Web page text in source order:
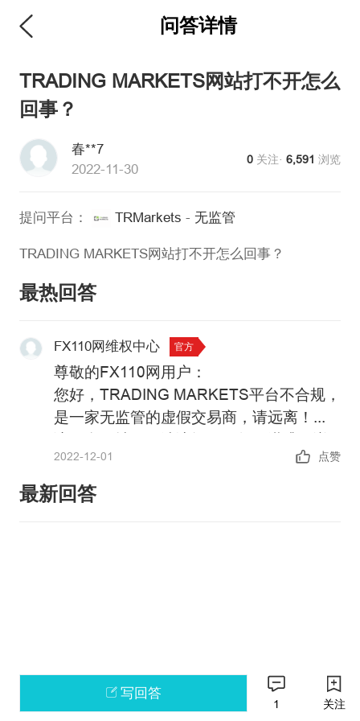
问答详情
TRADING MARKETS网站打不开怎么
回事？
春**7
2022-11-30
0 关注·6,591 浏览
提问平台： TRMarkets - 无监管
TRADING MARKETS网站打不开怎么回事？
最热回答
FX110网维权中心 官方
尊敬的FX110网用户：
您好，TRADING MARKETS平台不合规，
是一家无监管的虚假交易商，请远离！
情请参阅：
https://xujia.fx110.com/falsebroker/details/
政策警告：中国未批准任何机构在境内开
2022-12-01 点赞
最新回答
写回答
1 关注